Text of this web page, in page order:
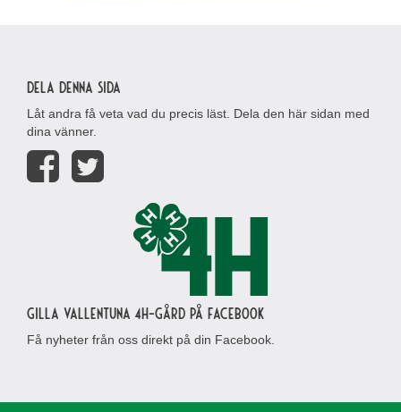
Dela denna sida
Låt andra få veta vad du precis läst. Dela den här sidan med
dina vänner.
Gilla Vallentuna 4H-gård på Facebook
Få nyheter från oss direkt på din Facebook.